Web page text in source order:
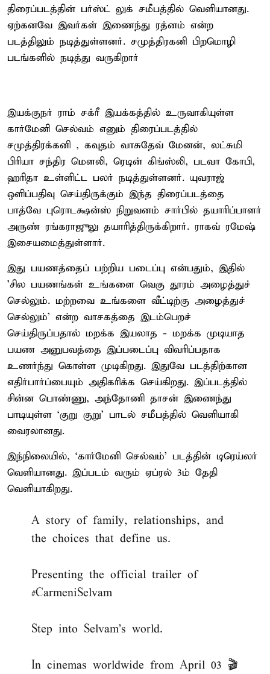
திரைப்படத்தின் பர்ஸ்ட் லுக் சமீபத்தில் வெளியானது.
ஏற்கனவே இவர்கள் இணைந்து ரத்னம் என்ற
படத்திலும் நடித்துள்ளனர். சமுத்திரகனி பிறமொழி
படங்களில் நடித்து வருகிறார்
இயக்குநர் ராம் சக்ரீ இயக்கத்தில் உருவாகியுள்ள
கார்மேனி செல்வம் எனும் திரைப்படத்தில்
சமுத்திரக்கனி , கவுதம் வாசுதேவ் மேனன், லட்சுமி
பிரியா சந்திர மௌலி, ரெடின் கிங்ஸ்லி, படவா கோபி,
ஹரிதா உள்ளிட்ட பலர் நடித்துள்ளனர். யுவராஜ்
ஒளிப்பதிவு செய்திருக்கும் இந்த திரைப்படத்தை
பாத்வே புரொடக்ஷன்ஸ் நிறுவனம் சார்பில் தயாரிப்பாளர்
அருண் ரங்கராஜுலு தயாரித்திருக்கிறார். ராகவ் ரமேஷ்
இசையமைத்துள்ளார்.
இது பயணத்தைப் பற்றிய படைப்பு என்பதும், இதில்
'சில பயணங்கள் உங்களை வெகு தூரம் அழைத்துச்
செல்லும். மற்றவை உங்களை வீட்டிற்கு அழைத்துச்
செல்லும்' என்ற வாசகத்தை இடம்பெறச்
செய்திருப்பதால் மறக்க இயலாத - மறக்க முடியாத
பயண அனுபவத்தை இப்படைப்பு விவரிப்பதாக
உணர்ந்து கொள்ள முடிகிறது. இதுவே படத்திற்கான
எதிர்பார்ப்பையும் அதிகரிக்க செய்கிறது. இப்படத்தில்
சின்ன பொண்ணு, அந்தோணி தாசன் இணைந்து
பாடியுள்ள ‘குறு குறு’ பாடல் சமீபத்தில் வெளியாகி
வைரலானது.
இந்நிலையில், ‘கார்மேனி செல்வம்’ படத்தின் டிரெய்லர்
வெளியானது. இப்படம் வரும் ஏப்ரல் 3ம் தேதி
வெளியாகிறது.
A story of family, relationships, and
the choices that define us.
Presenting the official trailer of
#CarmeniSelvam
Step into Selvam’s world.
In cinemas worldwide from April 03 🎬